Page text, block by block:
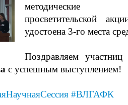
методические
просветительской
удостоена 3-го места
Поздравляем
с успешным выступлением!
#ВЛГАФК